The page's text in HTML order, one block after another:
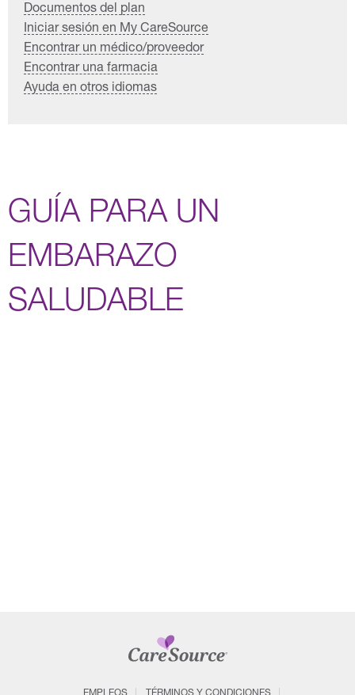
Documentos del plan
Iniciar sesión en My CareSource
Encontrar un médico/proveedor
Encontrar una farmacia
Ayuda en otros idiomas
GUÍA PARA UN
EMBARAZO
SALUDABLE
EMPLEOS TÉRMINOS Y CONDICIONES